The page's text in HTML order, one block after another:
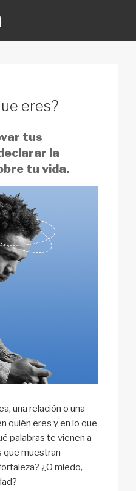
eres?
tus
la
tu vida.
una relación o una
quién eres y en lo que
palabras te vienen a
que muestran
¿O miedo,